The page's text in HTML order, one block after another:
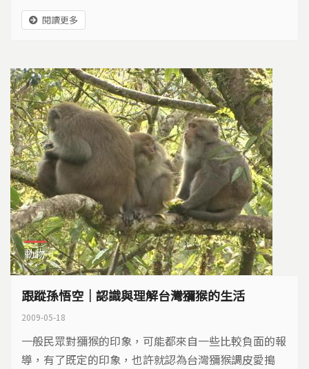
腳步都已經踏向森林深處…
閱讀更多
動物
跟蹤孫悟空｜認識與理解台灣獼猴的生活
2009-05-18
一般民眾對獼猴的印象，可能都來自一些比較負面的報
導，有了既定的印象，也許就認為台灣獼猴調皮愛搗